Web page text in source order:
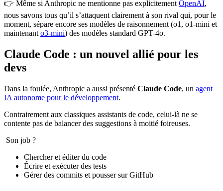
👉 Même si Anthropic ne mentionne pas explicitement OpenAI,
nous savons tous qu’il s’attaquent clairement à son rival qui, pour le
moment, sépare encore ses modèles de raisonnement (o1, o1-mini et
maintenant o3-mini) des modèles standard GPT-4o.
Claude Code : un nouvel allié pour les
devs
Dans la foulée, Anthropic a aussi présenté Claude Code, un agent
IA autonome pour le développement.
Contrairement aux classiques assistants de code, celui-là ne se
contente pas de balancer des suggestions à moitié foireuses.
Son job ?
Chercher et éditer du code
Écrire et exécuter des tests
Gérer des commits et pousser sur GitHub